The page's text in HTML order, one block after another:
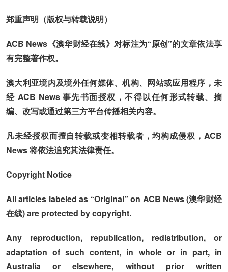
郑重声明（版权与转载说明）
ACB News《澳华财经在线》对标注为“原创”的文章依法享
有完整著作权。
澳大利亚境内及境外任何媒体、机构、网站或应用程序，未
经 ACB News 事先书面授权，不得以任何形式转载、摘
编、改写或通过第三方平台传播相关内容。
凡未经授权而擅自转载或变相转载者，均构成侵权，ACB
News 将依法追究其法律责任。
Copyright Notice
All articles labeled as “Original” on ACB News (澳华财经
在线) are protected by copyright.
Any reproduction, republication, redistribution, or
adaptation of such content, in whole or in part, in
Australia or elsewhere, without prior written